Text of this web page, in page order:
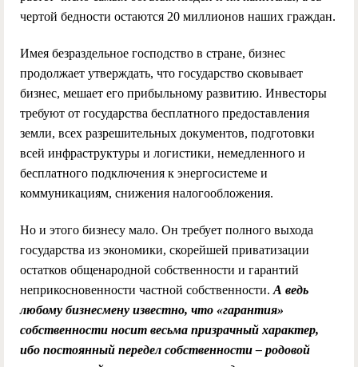
чертой бедности остаются 20 миллионов наших граждан.
Имея безраздельное господство в стране, бизнес
продолжает утверждать, что государство сковывает
бизнес, мешает его прибыльному развитию. Инвесторы
требуют от государства бесплатного предоставления
земли, всех разрешительных документов, подготовки
всей инфраструктуры и логистики, немедленного и
бесплатного подключения к энергосистеме и
коммуникациям, снижения налогообложения.
Но и этого бизнесу мало. Он требует полного выхода
государства из экономики, скорейшей приватизации
остатков общенародной собственности и гарантий
неприкосновенности частной собственности. А ведь
любому бизнесмену известно, что «гарантия»
собственности носит весьма призрачный характер,
ибо постоянный передел собственности – родовой